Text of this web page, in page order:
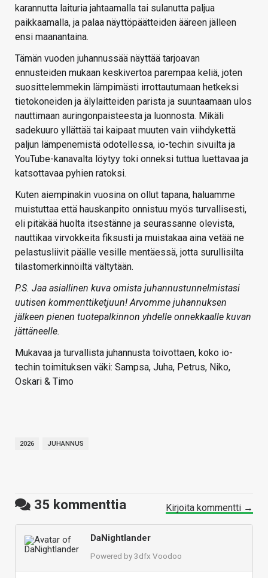
karannutta laituria jahtaamalla tai sulanutta paljua
paikkaamalla, ja palaa näyttöpäätteiden ääreen jälleen
ensi maanantaina.
Tämän vuoden juhannussää näyttää tarjoavan
ennusteiden mukaan keskivertoa parempaa keliä, joten
suosittelemmekin lämpimästi irrottautumaan hetkeksi
tietokoneiden ja älylaitteiden parista ja suuntaamaan ulos
nauttimaan auringonpaisteesta ja luonnosta. Mikäli
sadekuuro yllättää tai kaipaat muuten vain viihdykettä
paljun lämpenemistä odotellessa, io-techin sivuilta ja
YouTube-kanavalta löytyy toki onneksi tuttua luettavaa ja
katsottavaa pyhien ratoksi.
Kuten aiempinakin vuosina on ollut tapana, haluamme
muistuttaa että hauskanpito onnistuu myös turvallisesti,
eli pitäkää huolta itsestänne ja seurassanne olevista,
nauttikaa virvokkeita fiksusti ja muistakaa aina vetää ne
pelastusliivit päälle vesille mentäessä, jotta surullisilta
tilastomerkinnöiltä vältytään.
P.S. Jaa asiallinen kuva omista juhannustunnelmistasi
uutisen kommenttiketjuun! Arvomme juhannuksen
jälkeen pienen tuotepalkinnon yhdelle onnekkaalle kuvan
jättäneelle.
Mukavaa ja turvallista juhannusta toivottaen, koko io-
techin toimituksen väki: Sampsa, Juha, Petrus, Niko,
Oskari & Timo
2026 JUHANNUS
35 kommenttia Kirjoita kommentti →
DaNightlander
Powered by 3dfx Voodoo